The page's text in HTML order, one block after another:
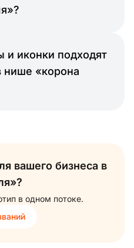
и иконки подходят
нише «корона
вашего бизнеса в
в одном потоке.